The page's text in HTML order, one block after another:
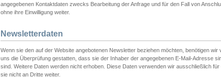
angegebenen Kontaktdaten zwecks Bearbeitung der Anfrage und für den Fall von
ohne ihre Einwilligung weiter.
Newsletterdaten
Wenn sie den auf der Website angebotenen Newsletter beziehen möchten, benötigen
uns die Überprüfung gestatten, dass sie der Inhaber der angegebenen E-Mail-Adresse
sind. Weitere Daten werden nicht erhoben. Diese Daten verwenden wir ausschließlich
sie nicht an Dritte weiter.